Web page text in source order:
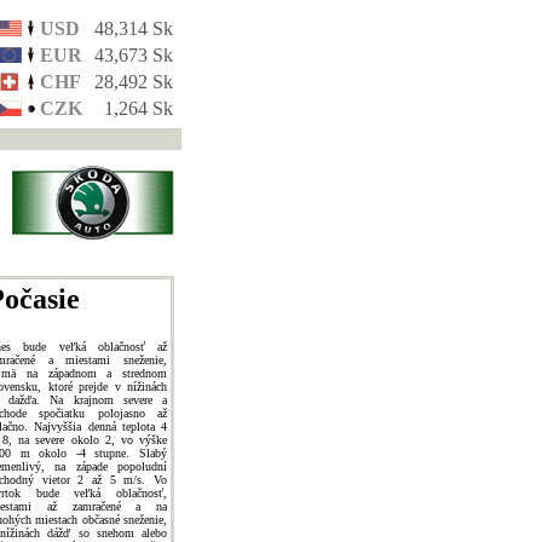
USD
48,314 Sk
EUR
43,673 Sk
CHF
28,492 Sk
CZK
1,264 Sk
bude veľká oblačnosť až
a miestami sneženie,
na západnom a strednom
ktoré prejde v nížinách
dažďa. Na krajnom severe a
spočiatku polojasno až
Najvyššia denná teplota 4
8, na severe okolo 2, vo výške
m okolo -4 stupne. Slabý
na západe popoludní
vietor 2 až 5 m/s. Vo
bude veľká oblačnosť,
až zamračené a na
miestach občasné sneženie,
dážď so snehom alebo